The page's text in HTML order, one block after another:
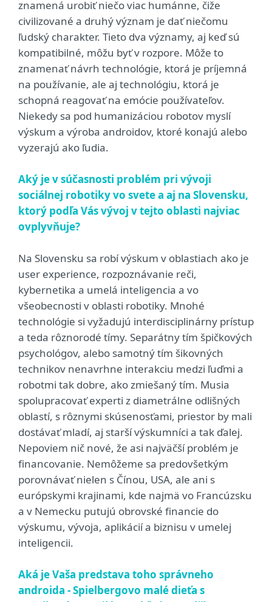
znamená urobiť niečo viac humánne, čiže
civilizované a druhý význam je dať niečomu
ľudský charakter. Tieto dva významy, aj keď sú
kompatibilné, môžu byť v rozpore. Môže to
znamenať návrh technológie, ktorá je príjemná
na používanie, ale aj technológiu, ktorá je
schopná reagovať na emócie používateľov.
Niekedy sa pod humanizáciou robotov myslí
výskum a výroba androidov, ktoré konajú alebo
vyzerajú ako ľudia.
Aký je v súčasnosti problém pri vývoji
sociálnej robotiky vo svete a aj na Slovensku,
ktorý podľa Vás vývoj v tejto oblasti najviac
ovplyvňuje?
Na Slovensku sa robí výskum v oblastiach ako je
user experience, rozpoznávanie reči,
kybernetika a umelá inteligencia a vo
všeobecnosti v oblasti robotiky. Mnohé
technológie si vyžadujú interdisciplinárny prístup
a teda rôznorodé tímy. Separátny tím špičkových
psychológov, alebo samotný tím šikovných
technikov nenavrhne interakciu medzi ľuďmi a
robotmi tak dobre, ako zmiešaný tím. Musia
spolupracovať experti z diametrálne odlišných
oblastí, s rôznymi skúsenosťami, priestor by mali
dostávať mladí, aj starší výskumníci a tak ďalej.
Nepoviem nič nové, že asi najväčší problém je
financovanie. Nemôžeme sa predovšetkým
porovnávať nielen s Čínou, USA, ale ani s
európskymi krajinami, kde najmä vo Francúzsku
a v Nemecku putujú obrovské financie do
výskumu, vývoja, aplikácií a biznisu v umelej
inteligencii.
Aká je Vaša predstava toho správneho
androida - Spielbergovo malé dieťa s